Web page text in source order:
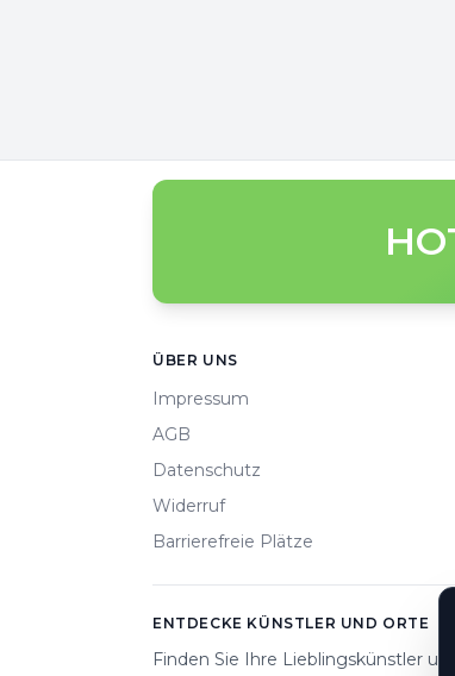
ÜBER UNS
Impressum
AGB
Datenschutz
Widerruf
Barrierefreie Plätze
ENTDECKE KÜNSTLER UND ORTE
Finden Sie Ihre Lieblingskünstler